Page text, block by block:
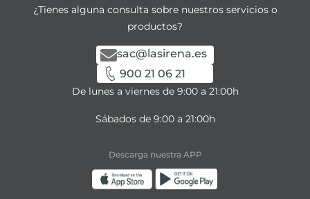
¿Tienes alguna consulta sobre nuestros servicios o
productos?
sac@lasirena.es
900 21 06 21
De lunes a viernes de 9:00 a 21:00h
Sábados de 9:00 a 21:00h
Descarga nuestra APP